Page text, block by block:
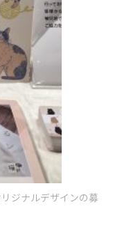
ジナルデザインの募